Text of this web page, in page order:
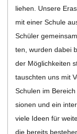
lie­hen. Unsere
mit einer Schule
Schü­ler
ten, wur­den dabei
der Mög­lich­kei­ten
tausch­ten uns mit
Schu­len im
sio­nen und ein
viele Ideen für
die bereits